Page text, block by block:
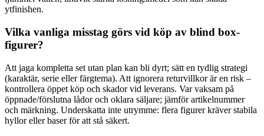
ytfinishen.
Vilka vanliga misstag görs vid köp av blind box-
figurer?
Att jaga kompletta set utan plan kan bli dyrt; sätt en tydlig strategi
(karaktär, serie eller färgtema). Att ignorera returvillkor är en risk –
kontrollera öppet köp och skador vid leverans. Var vaksam på
öppnade/förslutna lådor och oklara säljare; jämför artikelnummer
och märkning. Underskatta inte utrymme: flera figurer kräver stabila
hyllor eller baser för att stå säkert.